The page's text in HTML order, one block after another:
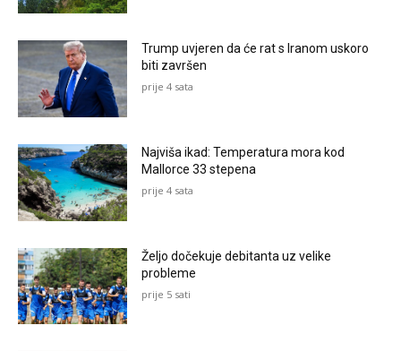
Trump uvjeren da će rat s Iranom uskoro
biti završen
prije 4 sata
Najviša ikad: Temperatura mora kod
Mallorce 33 stepena
prije 4 sata
Željo dočekuje debitanta uz velike
probleme
prije 5 sati